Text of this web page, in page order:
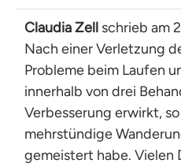
Claudia Zell schrieb am
Nach einer Verletzung
Probleme beim Laufen
innerhalb von drei
Verbesserung erwirkt,
mehrstündige
gemeistert habe. Vielen